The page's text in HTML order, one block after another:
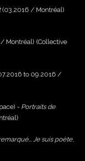
(03.2016 / Montréal)
Montréal) (Collective
to 09.2016 /
- Portraits de
Je suis poète,